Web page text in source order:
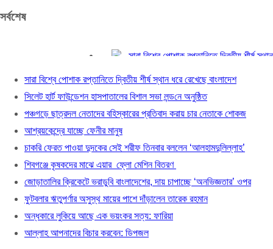
সর্বশেষ
সারা বিশ্বে পোশাক রপ্তানিতে দ্বিতীয় শীর্ষ স্থান ধরে
সিলেট হার্ট ফাউন্ডেশন হাসপাতালের বিশাল সভা লন্ড‌নে
পঞ্চগড়ে ছাত্রদল নেতাদের বহিস্কারের প্রতিবাদ
আশ্রয়কেন্দ্রে যাচ্ছে ফেনীর মানুষ
শিবগঞ্জে কৃষকদের মাঝে এয়ার ফ্লো মেশিন বিতরণ
জোড়াতালির ক্রিকেটে ভরাডুবি বাংলাদেশের, দায়
ফুটবলার ঋতুপর্ণার অসুস্থ মায়ের পাশে দাঁড়ালেন তারেক
অন্ধকারে লুকিয়ে আছে এক ভয়ংকর সত্য: ফারিয়া
আল্লাহ আপনাদের বিচার করবেন: ডিপজল
সারা বিশ্বে পোশাক রপ্তানিতে দ্বিতীয় শীর্ষ স্থান ধরে রেখেছে বাংলাদেশ
সিলেট হার্ট ফাউন্ডেশন হাসপাতালের বিশাল সভা লন্ড‌নে অনুষ্ঠিত
পঞ্চগড়ে ছাত্রদল নেতাদের বহিস্কারের প্রতিবাদ করায় চার নেতাকে শোকজ
আশ্রয়কেন্দ্রে যাচ্ছে ফেনীর মানুষ
চাকরি ফেরত পাওয়া দুদকের সেই শরীফ তিনবার বললেন ‘আলহামদুলিল্লাহ’
শিবগঞ্জে কৃষকদের মাঝে এয়ার ফ্লো মেশিন বিতরণ
জোড়াতালির ক্রিকেটে ভরাডুবি বাংলাদেশের, দায় চাপাচ্ছে ‘অনভিজ্ঞতার’ ওপর
ফুটবলার ঋতুপর্ণার অসুস্থ মায়ের পাশে দাঁড়ালেন তারেক রহমান
অন্ধকারে লুকিয়ে আছে এক ভয়ংকর সত্য: ফারিয়া
আল্লাহ আপনাদের বিচার করবেন: ডিপজল